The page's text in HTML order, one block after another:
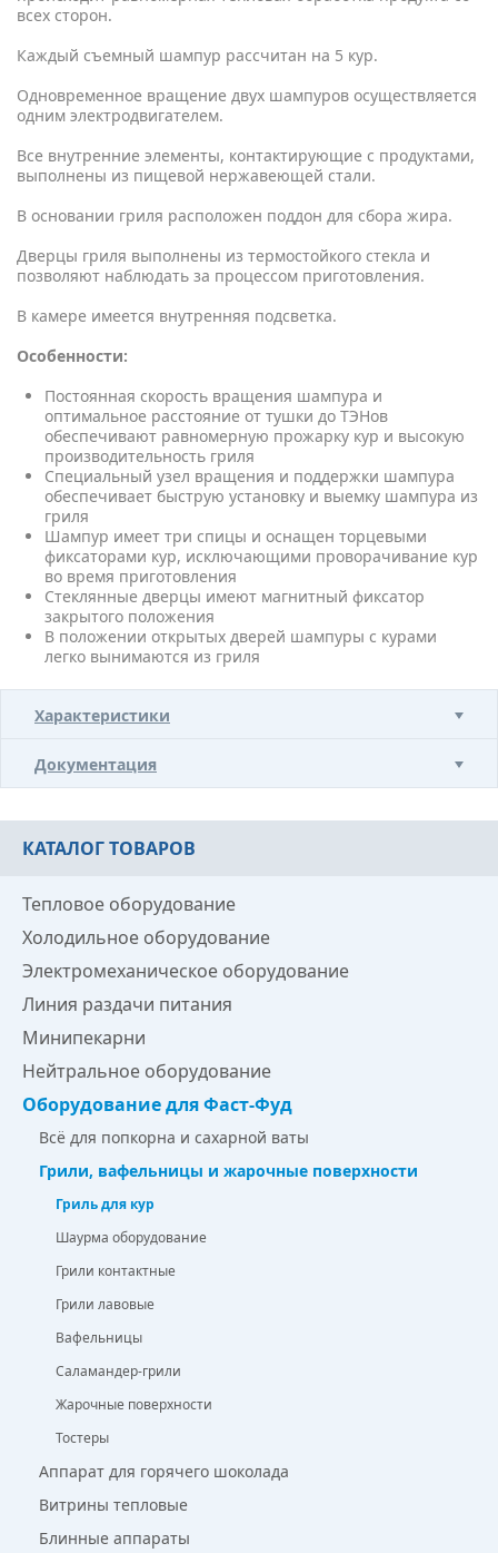
всех сторон.
Каждый съемный шампур рассчитан на 5 кур.
Одновременное вращение двух шампуров осуществляется
одним электродвигателем.
Все внутренние элементы, контактирующие с продуктами,
выполнены из пищевой нержавеющей стали.
В основании гриля расположен поддон для сбора жира.
Дверцы гриля выполнены из термостойкого стекла и
позволяют наблюдать за процессом приготовления.
В камере имеется внутренняя подсветка.
Особенности:
Постоянная скорость вращения шампура и
оптимальное расстояние от тушки до ТЭНов
обеспечивают равномерную прожарку кур и высокую
производительность гриля
Специальный узел вращения и поддержки шампура
обеспечивает быструю установку и выемку шампура из
гриля
Шампур имеет три спицы и оснащен торцевыми
фиксаторами кур, исключающими проворачивание кур
во время приготовления
Стеклянные дверцы имеют магнитный фиксатор
закрытого положения
В положении открытых дверей шампуры с курами
легко вынимаются из гриля
Характеристики
Документация
КАТАЛОГ ТОВАРОВ
Тепловое оборудование
Холодильное оборудование
Электромеханическое оборудование
Линия раздачи питания
Минипекарни
Нейтральное оборудование
Оборудование для Фаст-Фуд
Всё для попкорна и сахарной ваты
Грили, вафельницы и жарочные поверхности
Гриль для кур
Шаурма оборудование
Грили контактные
Грили лавовые
Вафельницы
Саламандер-грили
Жарочные поверхности
Тостеры
Аппарат для горячего шоколада
Витрины тепловые
Блинные аппараты